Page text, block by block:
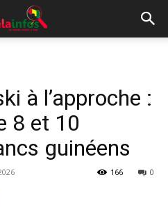
à l’approche :
8 et 10
guinéens
0
166